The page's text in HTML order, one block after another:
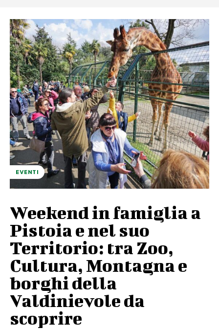
EVENTI
Weekend in famiglia a
Pistoia e nel suo
Territorio: tra Zoo,
Cultura, Montagna e
borghi della
Valdinievole da
scoprire